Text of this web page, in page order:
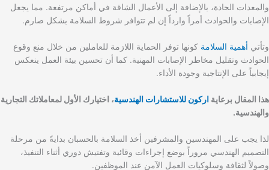
والمعدات الحادة، بالإضافة إلى الأعمال الشاقة في أماكن مرتفعة. مما يجعل
الإصابات والحوادث أمراً وارداً إن لم تتوافر شروط السلامة بشكل صارم.
وتأتي أهمية السلامة كونها توفر الحماية اللازمة للعاملين من خلال منع وقوع
الحوادث وتقليل مخاطر الإصابات المهنية. كما أن تحسين بيئة العمل ينعكس
إيجابياً على الإنتاجية وجودة الأداء.
هذا المقال برعاية اركون للاستشارات الهندسية، اختيارك الأول لمعاملاتك التجارية
والهندسية.
لذا يجب على المهندسين والمشرفين أخذ السلامة بالحسبان بدايةً من مرحلة
التصميم الهندسي مروراً بوضع إجراءات وقائية وتفتيش دوري أثناء التنفيذ،
وصولاً لثقافة وسلوكيات العمل الآمن عند الموظفين.